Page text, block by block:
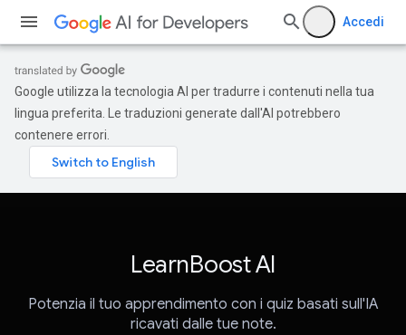
Accedi
Google utilizza la tecnologia AI per tradurre i contenuti nella tua
lingua preferita. Le traduzioni generate dall'AI potrebbero
contenere errori.
LearnBoost AI
Potenzia il tuo apprendimento con i quiz basati sull'IA
ricavati dalle tue note.